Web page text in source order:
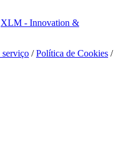
XLM - Innovation &
serviço /Política de Cookies /